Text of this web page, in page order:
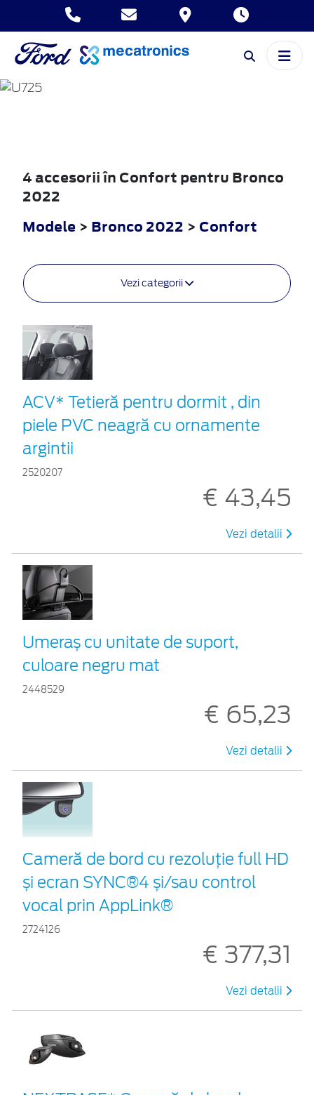
BRONCO
4 accesorii în Confort pentru Bronco
2022
Modele > Bronco 2022 > Confort
Vezi categorii
ACV* Tetieră pentru dormit , din
piele PVC neagră cu ornamente
argintii
2520207
€ 43,45
Vezi detalii
Umeraș cu unitate de suport,
culoare negru mat
2448529
€ 65,23
Vezi detalii
Cameră de bord cu rezoluție full HD
și ecran SYNC®4 și/sau control
vocal prin AppLink®
2724126
€ 377,31
Vezi detalii